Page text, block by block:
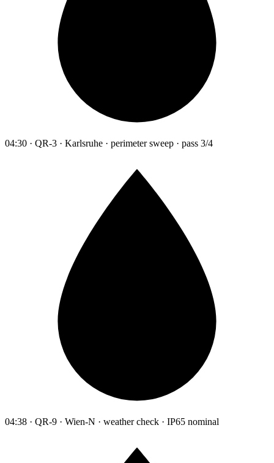
04:30 · QR-3 · Karlsruhe · perimeter sweep · pass 3/4
04:38 · QR-9 · Wien-N · weather check · IP65 nominal